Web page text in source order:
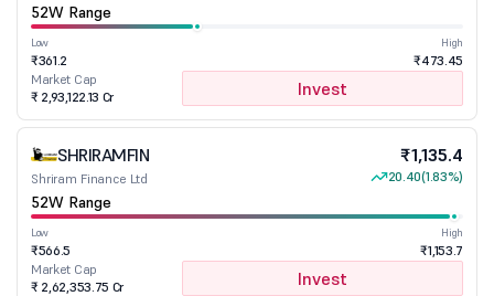
52W Range
Low
₹361.2
High
₹473.45
Market Cap
₹ 2,93,122.13 Cr
Invest
SHRIRAMFIN
Shriram Finance Ltd
₹1,135.4
20.40(1.83%)
52W Range
Low
₹566.5
High
₹1,153.7
Market Cap
₹ 2,62,353.75 Cr
Invest